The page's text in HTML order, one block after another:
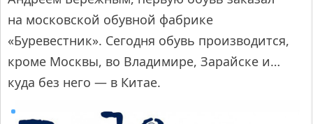
на московской обувной фабрике
«Буревестник». Сегодня обувь производится,
кроме Москвы, во Владимире, Зарайске и…
куда без него — в Китае.